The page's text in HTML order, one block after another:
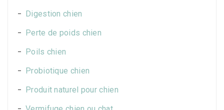
Digestion chien
Perte de poids chien
Poils chien
Probiotique chien
Produit naturel pour chien